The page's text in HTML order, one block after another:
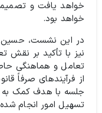
خواهد یافت و
خواهد بود.
در این نشست، حسین
نیز با تأکید بر نقش
تعامل و هماهنگی
از فرآیندهای صرفاً
جلسه با هدف کمک به
تسهیل امور انجام